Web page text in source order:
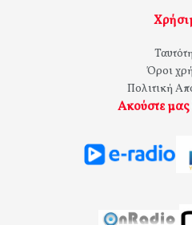
Όροι
Πολιτική
Ακούστε